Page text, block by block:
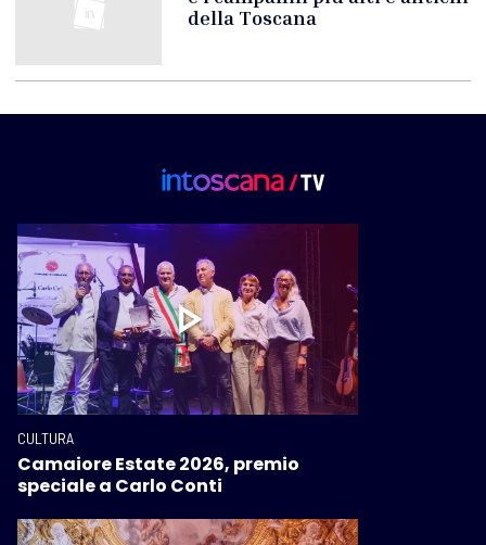
della Toscana
CULTURA
Camaiore Estate 2026, premio
speciale a Carlo Conti